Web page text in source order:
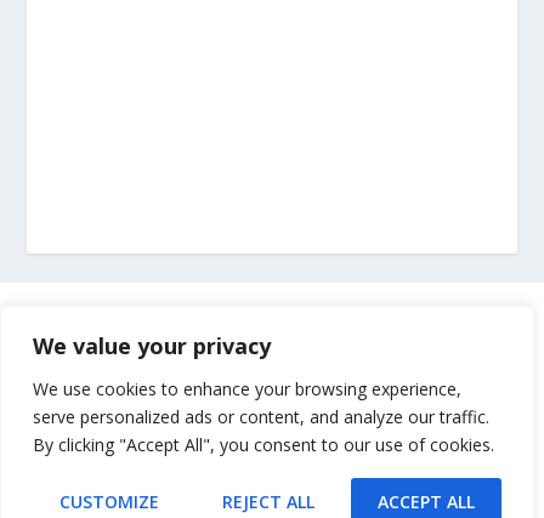
We value your privacy
We use cookies to enhance your browsing experience,
serve personalized ads or content, and analyze our traffic.
By clicking "Accept All", you consent to our use of cookies.
CUSTOMIZE REJECT ALL ACCEPT ALL
Impressum
Uvjeti korištenja
Kontakt